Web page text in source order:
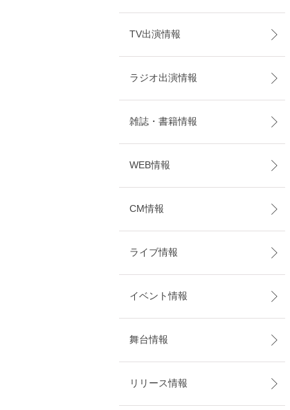
TV出演情報
ラジオ出演情報
雑誌・書籍情報
WEB情報
CM情報
ライブ情報
イベント情報
舞台情報
リリース情報